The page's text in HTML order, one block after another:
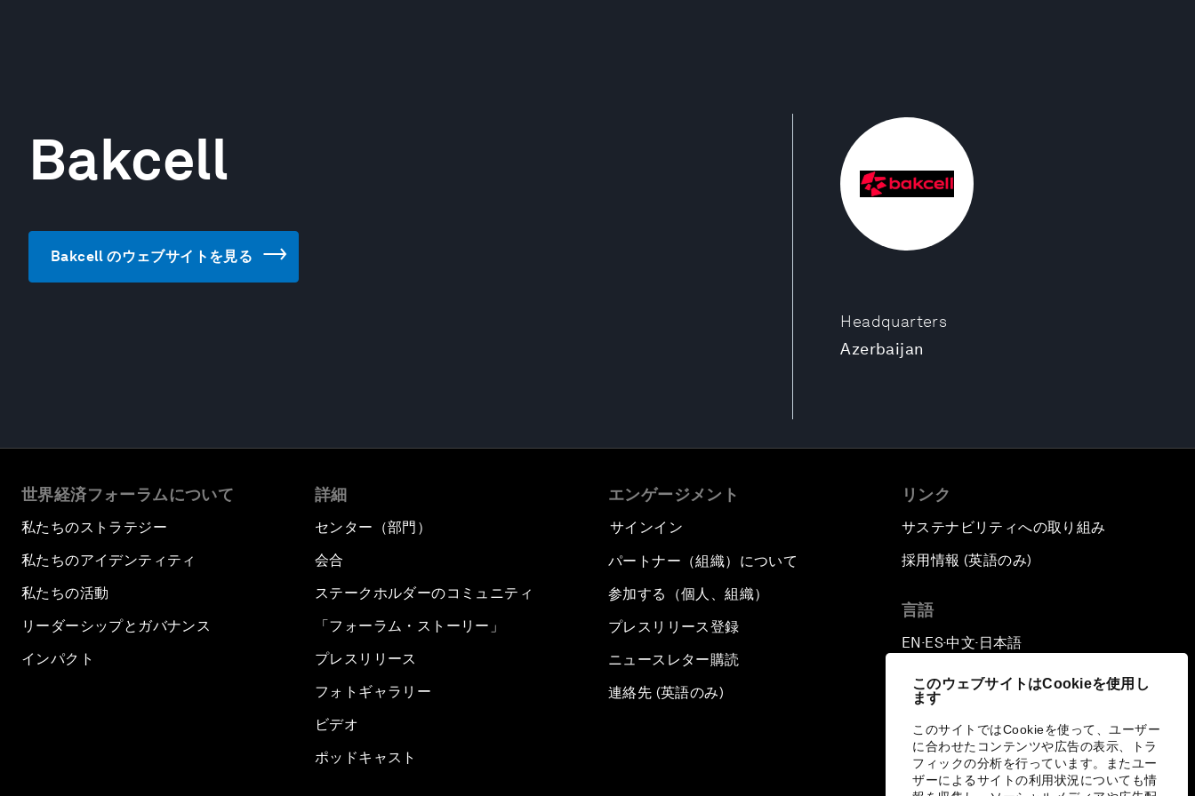
このウェブサイトはCookieを使用し
ます
このサイトではCookieを使って、ユーザー
に合わせたコンテンツや広告の表示、トラ
フィックの分析を行っています。またユー
ザーによるサイトの利用状況についても情
Headquarters
Azerbaijan
Bakcell
Bakcell のウェブサイトを見る
世界経済フォーラムについて
私たちのストラテジー
私たちのアイデンティティ
私たちの活動
リーダーシップとガバナンス
インパクト
詳細
センター（部門）
会合
ステークホルダーのコミュニティ
「フォーラム・ストーリー」
プレスリリース
フォトギャラリー
ビデオ
ポッドキャスト
エンゲージメント
サインイン
パートナー（組織）について
参加する（個人、組織）
プレスリリース登録
ニュースレター購読
連絡先 (英語のみ)
リンク
サステナビリティへの取り組み
採用情報 (英語のみ)
言語
EN ▪ES▪中文▪ 日本語